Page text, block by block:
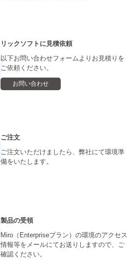
リックソフトに見積依頼
以下お問い合わせフォームよりお見積りを
ご依頼ください。
お問い合わせ
ご注文
ご注文いただけましたら、弊社にて環境準
備をいたします。
製品の受領
Miro（Enterpriseプラン）の環境のアクセス
情報等をメールにてお送りしますので、ご
確認ください。